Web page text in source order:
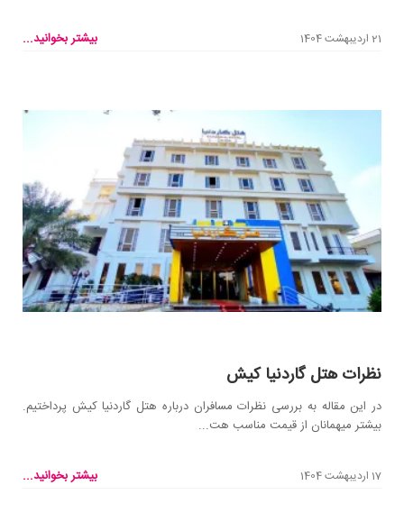
21 اردیبهشت 1404 بیشتر بخوانید...
نظرات هتل گاردنیا کیش
در این مقاله به بررسی نظرات مسافران درباره هتل گاردنیا کیش پرداختیم.
بیشتر میهمانان از قیمت مناسب هت...
17 اردیبهشت 1404 بیشتر بخوانید...